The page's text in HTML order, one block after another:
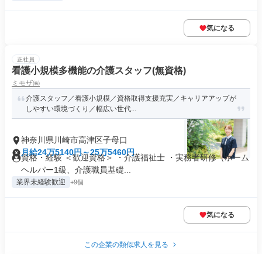
気になる
正社員
看護小規模多機能の介護スタッフ(無資格)
ミモザ㈱
介護スタッフ／看護小規模／資格取得支援充実／キャリアアップが
しやすい環境づくり／幅広い世代...
神奈川県川崎市高津区子母口
月給24万5140円～25万5460円
資格・経験 ＜歓迎資格＞ ・介護福祉士 ・実務者研修（ホーム
ヘルパー1級、介護職員基礎...
業界未経験歓迎 +9個
気になる
この企業の類似求人を見る